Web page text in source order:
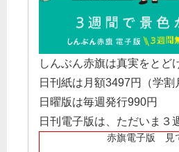
しんぶん赤旗は真実をとど
日刊紙は月額3497円（学割
日曜版は毎週発行990円
日刊電子版は、ただいま３
赤旗電子版 見